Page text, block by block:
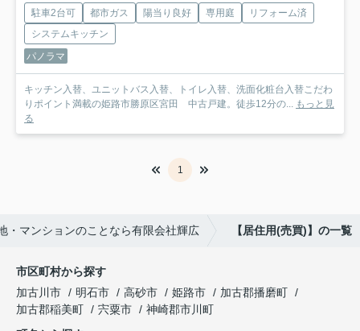
駐車2台可 都市ガス 陽当り良好 専用庭
リフォーム済
システムキッチン
パノラマ
キッチン入替、ユニットバス入替、トイレ入替、洗面化粧台入替こだわ
りポイント満載の姫路市勝原区宮田 中古戸建。徒歩12分の... もっと見
る
1
・マンションのことなら有限会社輝広 【居住用(売買)】の一覧
市区町村から探す
加古川市
明石市 高砂市 姫路市
加古郡播磨町
加古郡稲美町
宍粟市
神崎郡市川町